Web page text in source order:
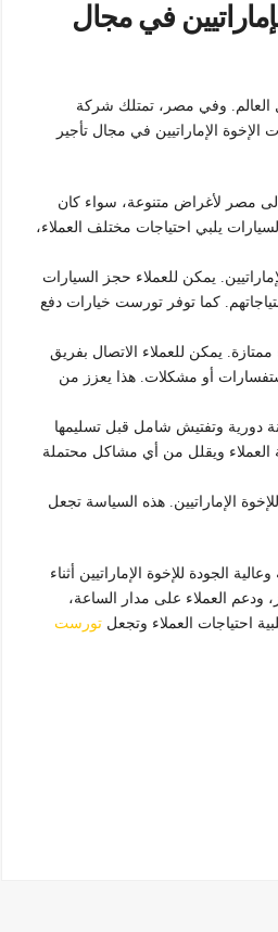
في مجال
العالم. وفي مصر، تمتلك شركة
الإماراتيين في مجال تأجير
مصر لأغراض متنوعة، سواء كان
يلبي احتياجات مختلف العملاء،
يمكن للعملاء حجز السيارات
كما توفر تورست خيارات دفع
يمكن للعملاء الاتصال بفريق
أو مشكلات. هذا يعزز من
دورية وتفتيش شامل قبل تسليمها
العملاء ويقلل من أي مشاكل محتملة
الإماراتيين. هذه السياسة تجعل
الجودة للإخوة الإماراتيين أثناء
العملاء على مدار الساعة،
احتياجات العملاء وتجعل تورست